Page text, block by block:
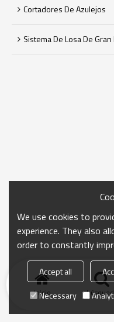
Cortadores De Azulejos
Sistema De Losa De
Inicio
We use cookies to
experience. They also
order to constantly
Accept all
Necessary